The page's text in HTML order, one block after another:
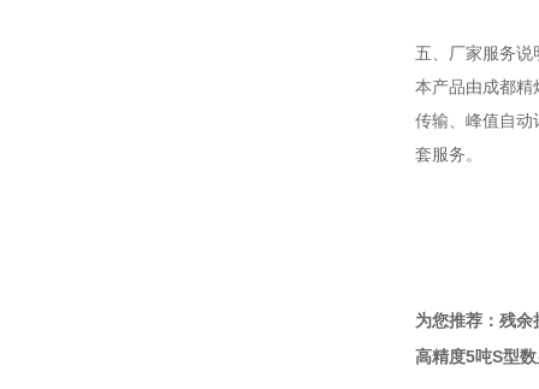
五、厂家服务说
本产品由成都精
传输、峰值自动
套服务。
为您推荐：残
高精度5吨S型